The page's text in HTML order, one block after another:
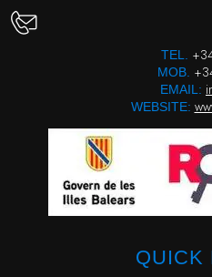
TEL.
MOB.
EMAIL:
WEBSITE:
QUICK